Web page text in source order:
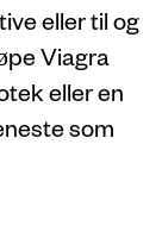
eller til og
Viagra
eller en
som